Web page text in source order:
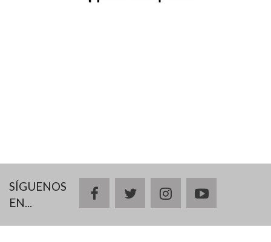
SÍGUENOS
EN...
facebooktwitterinstagramyoutube